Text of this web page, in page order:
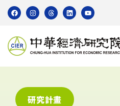
研究計畫